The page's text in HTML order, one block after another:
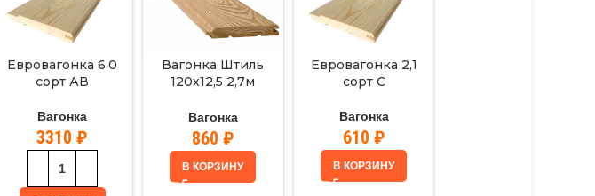
Евровагонка 6,0
сорт АВ
Вагонка
3310₽
Вагонка Штиль
120х12,5 2,7м
Вагонка
860 ₽
В КОРЗИНУ
Евровагонка 2,1
сорт С
Вагонка
610 ₽
В КОРЗИНУ